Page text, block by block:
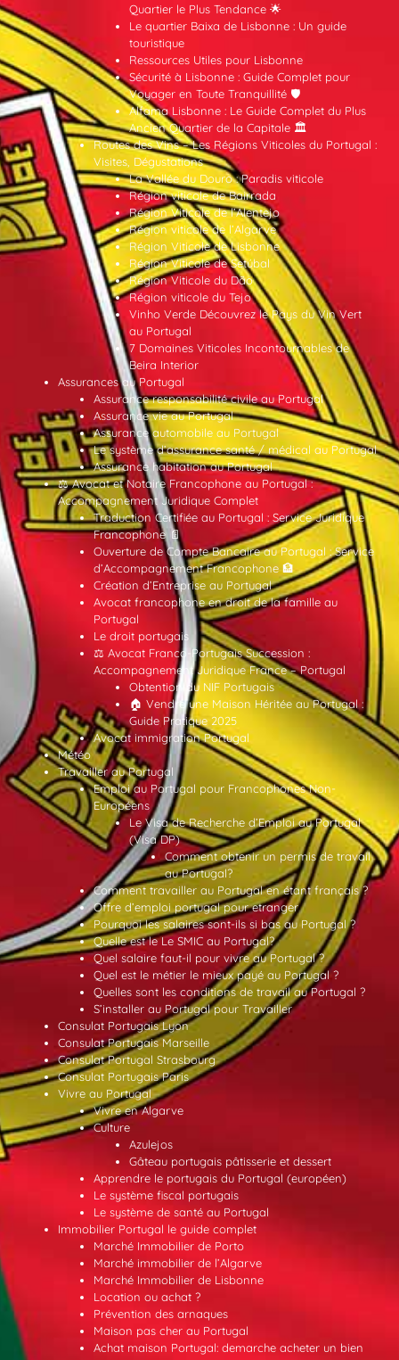
Quartier le Plus Tendance 🌟
Le quartier Baixa de Lisbonne : Un guide
touristique
Ressources Utiles pour Lisbonne
Sécurité à Lisbonne : Guide Complet pour
Voyager en Toute Tranquillité 🛡️
Alfama Lisbonne : Le Guide Complet du Plus
Ancien Quartier de la Capitale 🏛️
Routes des Vins – Les Régions Viticoles du Portugal :
Visites, Dégustations
La Vallée du Douro : Paradis viticole
Région viticole de Bairrada
Région Viticole de l’Alentejo
Région viticole de l’Algarve
Région Viticole de Lisbonne
Région Viticole de Setúbal
Région Viticole du Dão
Région viticole du Tejo
Vinho Verde Découvrez le Pays du Vin Vert
au Portugal
7 Domaines Viticoles Incontournables de
Beira Interior
Assurances au Portugal
Assurance responsabilité civile au Portugal
Assurance vie au Portugal
Assurance automobile au Portugal
Le système d’assurance santé / médical au Portugal
Assurance habitation au Portugal
⚖️ Avocat et Notaire Francophone au Portugal :
Accompagnement Juridique Complet
Traduction Certifiée au Portugal : Service Juridique
Francophone 📄
Ouverture de Compte Bancaire au Portugal : Service
d’Accompagnement Francophone 🏦
Création d’Entreprise au Portugal
Avocat francophone en droit de la famille au
Portugal
Le droit portugais
⚖️ Avocat Franco-Portugais Succession :
Accompagnement Juridique France – Portugal
Obtention du NIF Portugais
🏠 Vendre une Maison Héritée au Portugal :
Guide Pratique 2025
Avocat immigration Portugal
Météo
Travailler au Portugal
Emploi au Portugal pour Francophones Non-
Européens
Le Visa de Recherche d’Emploi au Portugal
(Visa DP)
Comment obtenir un permis de travail
au Portugal?
Comment travailler au Portugal en étant français ?
Offre d’emploi portugal pour etranger
Pourquoi les salaires sont-ils si bas au Portugal ?
Quelle est le Le SMIC au Portugal?
Quel salaire faut-il pour vivre au Portugal ?
Quel est le métier le mieux payé au Portugal ?
Quelles sont les conditions de travail au Portugal ?
S’installer au Portugal pour Travailler
Consulat Portugais Lyon
Consulat Portugais Marseille
Consulat Portugal Strasbourg
Consulat Portugais Paris
Vivre au Portugal
Vivre en Algarve
Culture
Azulejos
Gâteau portugais pâtisserie et dessert
Apprendre le portugais du Portugal (européen)
Le système fiscal portugais
Le système de santé au Portugal
Immobilier Portugal le guide complet
Marché Immobilier de Porto
Marché immobilier de l’Algarve
Marché Immobilier de Lisbonne
Location ou achat ?
Prévention des arnaques
Maison pas cher au Portugal
Achat maison Portugal: demarche acheter un bien